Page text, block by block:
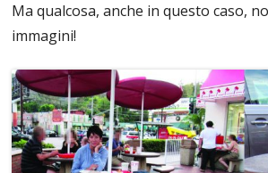
Ma qualcosa, anche in questo caso,
immagini!